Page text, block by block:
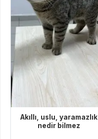
Akıllı, uslu, yaramazlık
nedir bilmez